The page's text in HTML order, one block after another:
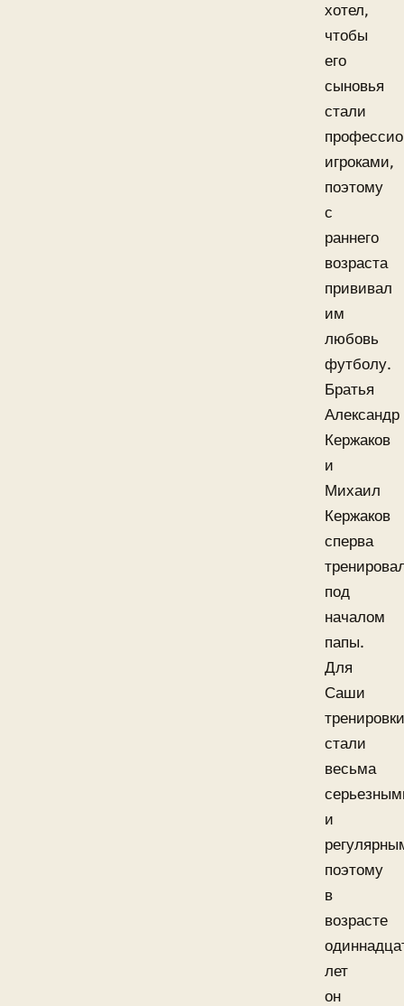
хотел,
чтобы
его
сыновья
стали
игроками,
поэтому
с
раннего
возраста
прививал
им
любовь
футболу.
Братья
Александр
Кержаков
и
Михаил
Кержаков
сперва
под
началом
папы.
Для
Саши
тренировки
стали
весьма
и
поэтому
в
возрасте
лет
он